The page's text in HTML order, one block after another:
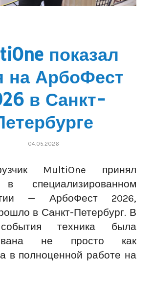
показал
на АрбоФест
в Санкт-
04.05.2026
MultiOne принял
специализированном
— АрбоФест 2026,
в Санкт-Петербург. В
техника была
не просто как
в полноценной работе на